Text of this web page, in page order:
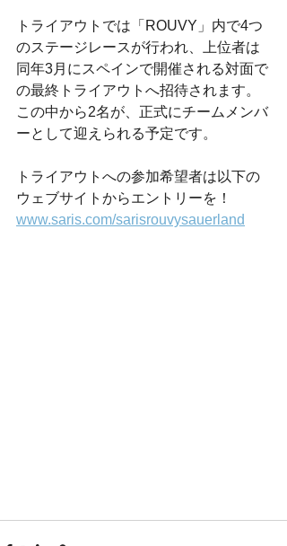
トライアウトでは「ROUVY」内で4つ
のステージレースが行われ、上位者は
同年3月にスペインで開催される対面で
の最終トライアウトへ招待されます。
この中から2名が、正式にチームメンバ
ーとして迎えられる予定です。
トライアウトへの参加希望者は以下の
ウェブサイトからエントリーを！
www.saris.com/sarisrouvysauerland